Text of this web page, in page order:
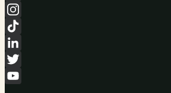
Facebook
Instagram
TikTok
LinkedIn
Twitter